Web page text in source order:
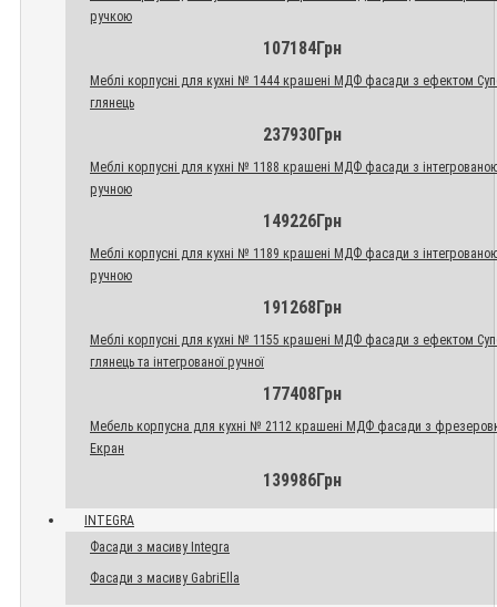
ручкою
107184Грн
Меблі корпусні для кухні № 1444 крашені МДФ фасади з ефектом
глянець
237930Грн
Меблі корпусні для кухні № 1188 крашені МДФ фасади з
ручною
149226Грн
Меблі корпусні для кухні № 1189 крашені МДФ фасади з
ручною
191268Грн
Меблі корпусні для кухні № 1155 крашені МДФ фасади з ефектом
глянець та інтегрованої ручної
177408Грн
Мебель корпусна для кухні № 2112 крашені МДФ фасади з
Екран
139986Грн
INTEGRA
Фасади з масиву Integra
Фасади з масиву GabriElla